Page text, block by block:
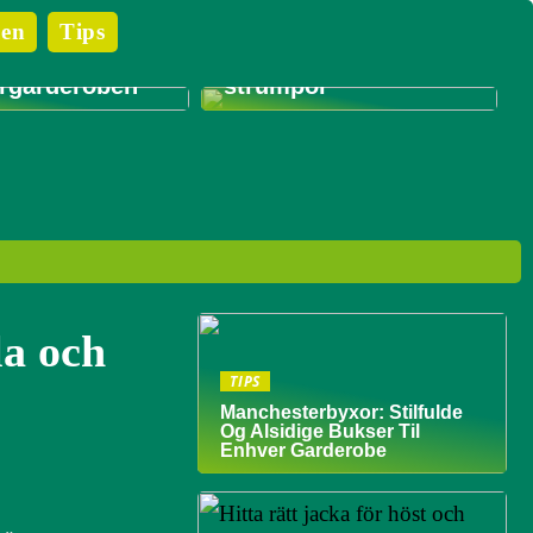
Tips
bör tänka
köper
strumpor
och
TIPS
Manchesterbyxor: Stilfulde
Og Alsidige Bukser Til
Enhver Garderobe